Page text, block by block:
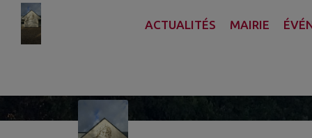
Contenu Recherche Pied de page
ACTUALITÉS MAIRIE